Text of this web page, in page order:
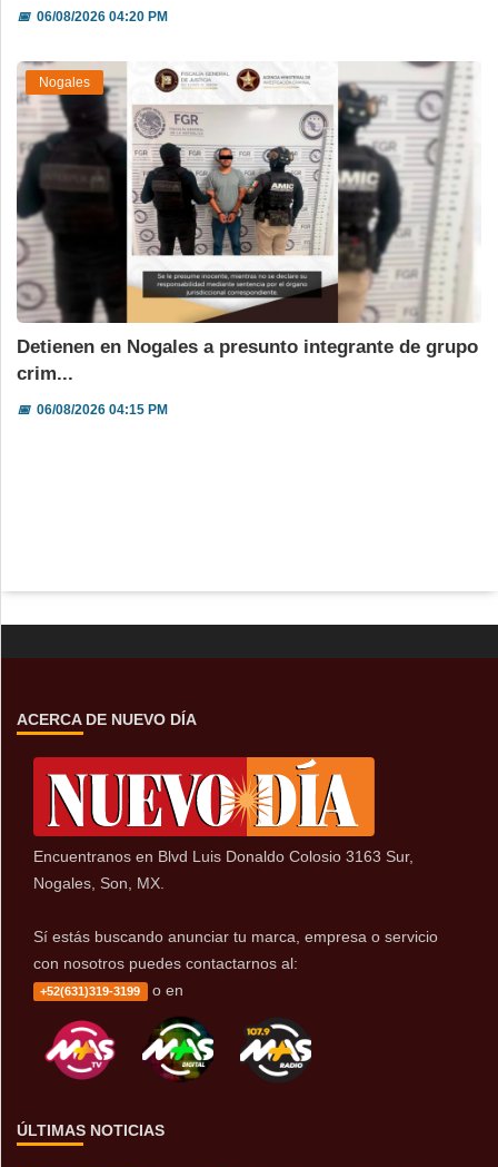
📅06/08/2026 04:20 PM
Nogales
Detienen en Nogales a presunto integrante de grupo
crim...
📅06/08/2026 04:15 PM
ACERCA DE NUEVO DÍA
Encuentranos en Blvd Luis Donaldo Colosio 3163 Sur,
Nogales, Son, MX.
Sí estás buscando anunciar tu marca, empresa o servicio
con nosotros puedes contactarnos al:
+52(631)319-3199 o en
ÚLTIMAS NOTICIAS